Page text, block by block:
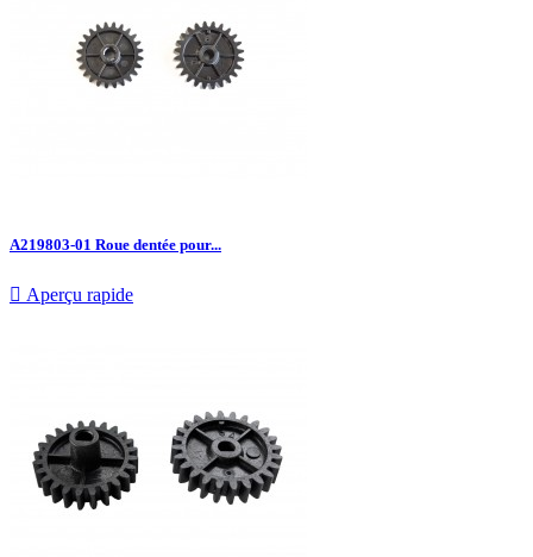
A219803-01 Roue dentée pour...
 Aperçu rapide